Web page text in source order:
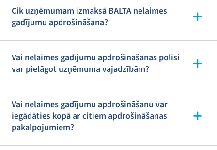
Cik uzņēmumam izmaksā BALTA nelaimes
gadījumu apdrošināšana?
Vai nelaimes gadījumu apdrošināšanas polisi
var pielāgot uzņēmuma vajadzībām?
Vai nelaimes gadījumu apdrošināšanu var
iegādāties kopā ar citiem apdrošināšanas
pakalpojumiem?